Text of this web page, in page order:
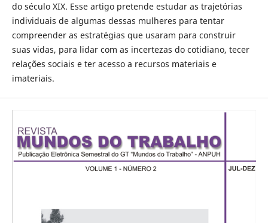
do século XIX. Esse artigo pretende estudar as trajetórias
individuais de algumas dessas mulheres para tentar
compreender as estratégias que usaram para construir
suas vidas, para lidar com as incertezas do cotidiano, tecer
relações sociais e ter acesso a recursos materiais e
imateriais.